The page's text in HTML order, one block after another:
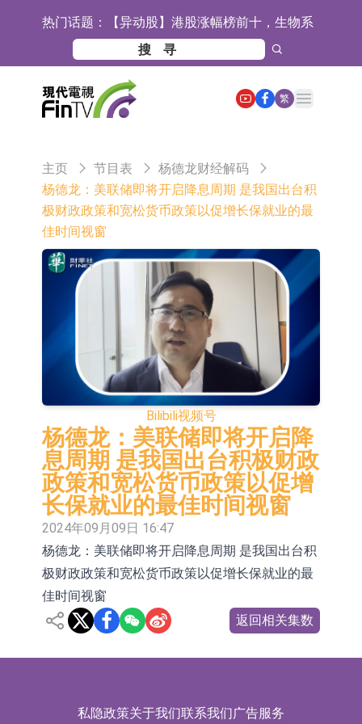
热门话题： 【异动股】港股涨幅榜前十，生物系
统工程股权(02902.HK)涨+231.25%，
中国智能健康(00348.HK)涨+133.33%
【异动股】钨板块拉升，中钨高新
(000657.CN)涨7.24%
【异动股】昨日打二板以上表现板块
拉升，欣天科技(300615.CN)涨
【异动股】港股跌幅榜前十，天瑞汽
务集团(02215.HK)跌16.33%
能健康(00348.HK)涨+93.33%，上善
黄金(01939.HK)涨+40.54%
COMMUNE幻师在香港开设旗舰店 拓
展海外市场
香港交易所：委任何洸毅为董事总经
理及集团战略主管
【异动股】港股跌幅榜前十，谊和股
份(01703.HK)跌80.71%，天瑞汽车内
饰(06162.HK)跌62.50%
【异动股】港股涨幅榜前十，辰兴发
展(02286.HK)涨+263.21%，德合集团
(00368.HK)涨+163.89%
格林美：目前公司印尼青美邦园区的
镍资源项目稳定运行
中瓷电子：生产经营正常 公司及子公
司目前订单饱满
格林美：正在积极推进MLCC用纳米
级镍粉的技术研发与产业化准备工作
宝明科技：HVLP4/5铜箔主要技术指
标已完成厂内验证 正布局向下游客户
送样
ST豆神：成立全资公司北京豆神智算
及香港豆神智算 正积极开拓相关业务
卓悦控股(00653.HK)跌44% 建议股份
30合1 与云累大吉启动战略合作
日韩股市双双收涨
【异动股】保健品板块下挫，ST交昂
(600530.CN)跌10.02%
日韩股市收盘双双下挫
北京君正：预计后续仍将主要采用季
度调价的模式
【异动股】汽车整车板块下挫，北汽
繁
Open main menu
主页 节目表
杨德龙财经解码
杨德龙：美联储即将开启降息周期 是我国出台积
极财政政策和宽松货币政策以促增长保就业的最
佳时间视窗
Bilibili视频号
杨德龙：美联储即将开启降
息周期 是我国出台积极财政
政策和宽松货币政策以促增
长保就业的最佳时间视窗
2024年09月09日 16:47
杨德龙：美联储即将开启降息周期 是我国出台积
极财政政策和宽松货币政策以促增长保就业的最
佳时间视窗
返回相关集数
私隐政策关于我们联系我们广告服务